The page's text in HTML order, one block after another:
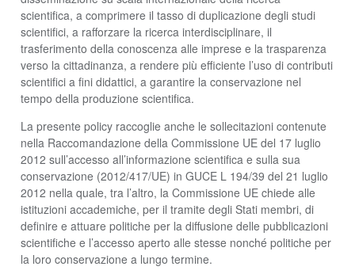
scientifica, a comprimere il tasso di duplicazione degli studi
scientifici, a rafforzare la ricerca interdisciplinare, il
trasferimento della conoscenza alle imprese e la trasparenza
verso la cittadinanza, a rendere più efficiente l’uso di contributi
scientifici a fini didattici, a garantire la conservazione nel
tempo della produzione scientifica.
La presente policy raccoglie anche le sollecitazioni contenute
nella Raccomandazione della Commissione UE del 17 luglio
2012 sull’accesso all’informazione scientifica e sulla sua
conservazione (2012/417/UE) in GUCE L 194/39 del 21 luglio
2012 nella quale, tra l’altro, la Commissione UE chiede alle
istituzioni accademiche, per il tramite degli Stati membri, di
definire e attuare politiche per la diffusione delle pubblicazioni
scientifiche e l’accesso aperto alle stesse nonché politiche per
la loro conservazione a lungo termine.